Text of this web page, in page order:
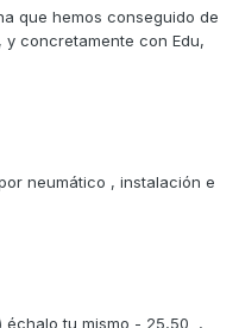
que hemos conseguido de
concretamente con Edu,
neumático , instalación e
tu mismo - 25,50  ,